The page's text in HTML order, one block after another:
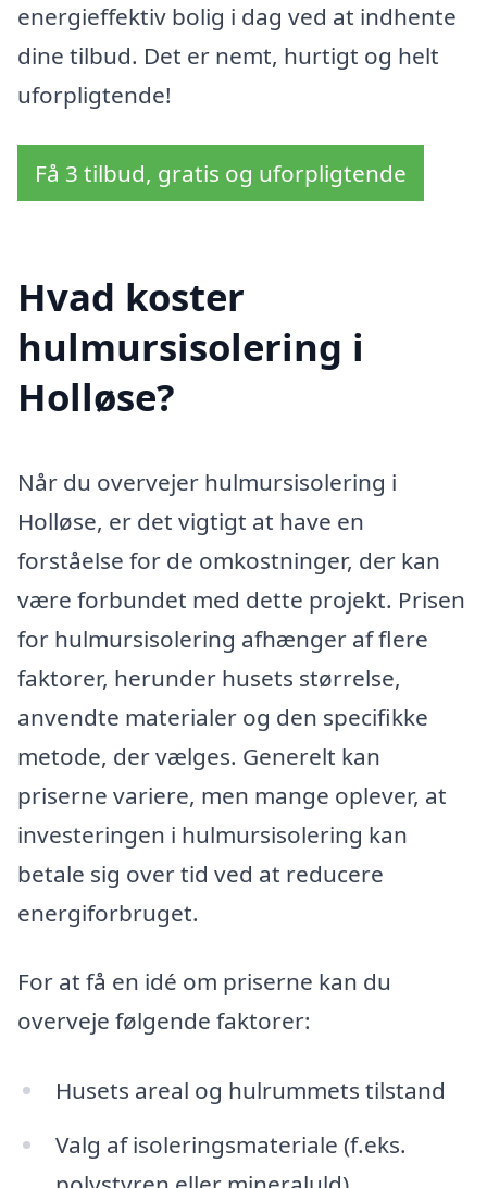
energieffektiv bolig i dag ved at indhente
dine tilbud. Det er nemt, hurtigt og helt
uforpligtende!
Få 3 tilbud, gratis og uforpligtende
Hvad koster
hulmursisolering i
Holløse?
Når du overvejer hulmursisolering i
Holløse, er det vigtigt at have en
forståelse for de omkostninger, der kan
være forbundet med dette projekt. Prisen
for hulmursisolering afhænger af flere
faktorer, herunder husets størrelse,
anvendte materialer og den specifikke
metode, der vælges. Generelt kan
priserne variere, men mange oplever, at
investeringen i hulmursisolering kan
betale sig over tid ved at reducere
energiforbruget.
For at få en idé om priserne kan du
overveje følgende faktorer:
Husets areal og hulrummets tilstand
Valg af isoleringsmateriale (f.eks.